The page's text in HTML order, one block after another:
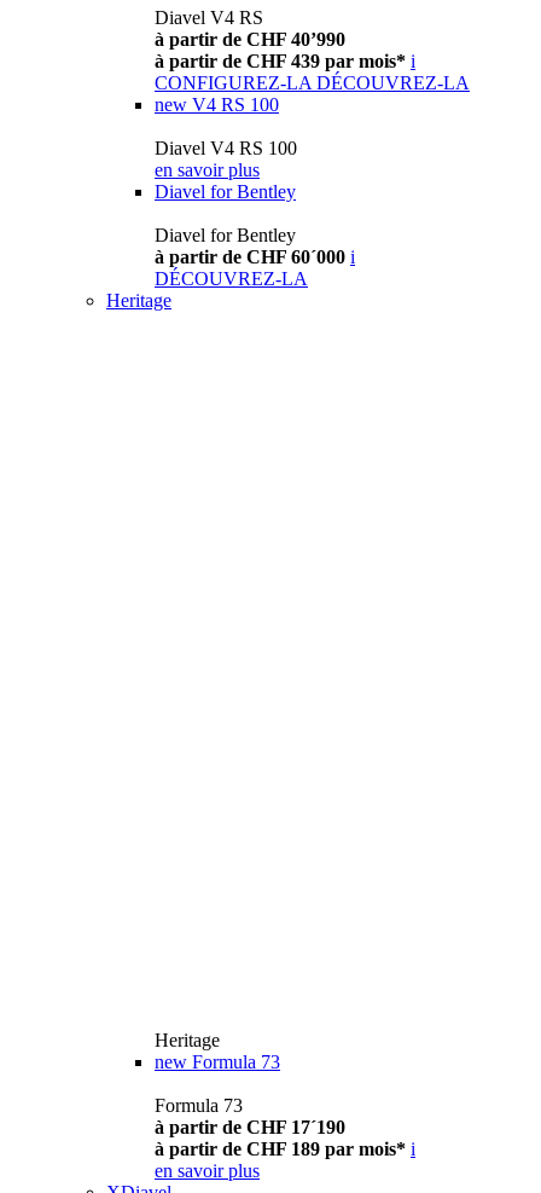
Diavel V4 RS
à partir de CHF 40’990
à partir de CHF 439 par mois* i
CONFIGUREZ-LA DÉCOUVREZ-LA
new V4 RS 100
Diavel V4 RS 100
en savoir plus
Diavel for Bentley
Diavel for Bentley
à partir de CHF 60´000 i
DÉCOUVREZ-LA
Heritage
Heritage
new Formula 73
Formula 73
à partir de CHF 17´190
à partir de CHF 189 par mois* i
en savoir plus